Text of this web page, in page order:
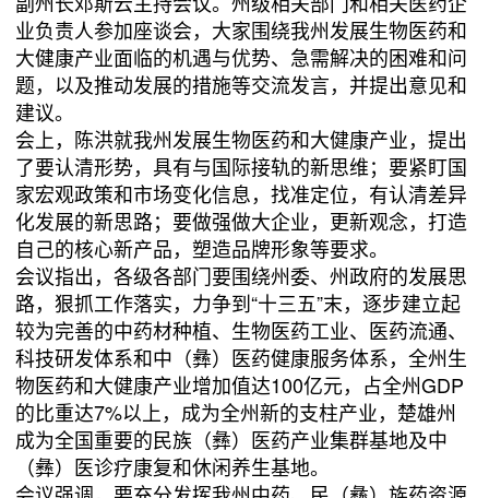
业负责人参加座谈会，大家围绕我州发展生物医药和
大健康产业面临的机遇与优势、急需解决的困难和问
题，以及推动发展的措施等交流发言，并提出意见和
建议。
会上，陈洪就我州发展生物医药和大健康产业，提出
了要认清形势，具有与国际接轨的新思维；要紧盯国
家宏观政策和市场变化信息，找准定位，有认清差异
化发展的新思路；要做强做大企业，更新观念，打造
自己的核心新产品，塑造品牌形象等要求。
会议指出，各级各部门要围绕州委、州政府的发展思
路，狠抓工作落实，力争到“十三五”末，逐步建立起
较为完善的中药材种植、生物医药工业、医药流通、
科技研发体系和中（彝）医药健康服务体系，全州生
物医药和大健康产业增加值达100亿元，占全州GDP
的比重达7%以上，成为全州新的支柱产业，楚雄州
成为全国重要的民族（彝）医药产业集群基地及中
（彝）医诊疗康复和休闲养生基地。